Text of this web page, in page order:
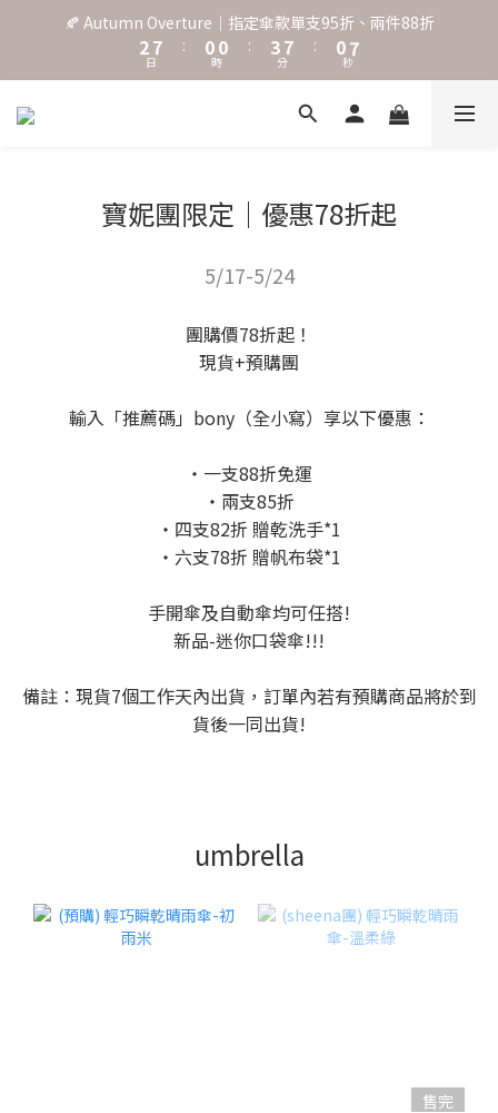
˖⋆꙳𝜗𝜚꙳. Shefa 沃野棕4款 全新上市˖⋆꙳𝜗𝜚꙳
🍂 Autumn Overture｜指定傘款單支95折、兩件88折
3
2
1
8
7
6
0
日
:
1
0
1
0
時
:
4
3
2
8
7
6
0
分
:
1
0
8
7
6
4
0
秒
‧⁺ ⊹˚. 台灣地區任選兩支傘免運 ⁺ ⊹˚.
˖⋆꙳𝜗𝜚꙳. Shefa 沃野棕4款 全新上市˖⋆꙳𝜗𝜚꙳
寶妮團限定｜優惠78折起
5/17-5/24
團購價78折起！
現貨+預購團
輸入「推薦碼」bony（全小寫）享以下優惠：
・一支88折免運
・兩支85折
・四支82折 贈乾洗手*1
・六支78折 贈帆布袋*1
手開傘及自動傘均可任搭!
新品-迷你口袋傘!!!
備註：現貨7個工作天內出貨，訂單內若有預購商品將於到
貨後一同出貨!
umbrella
售完